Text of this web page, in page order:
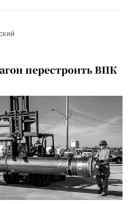
перестроить ВПК